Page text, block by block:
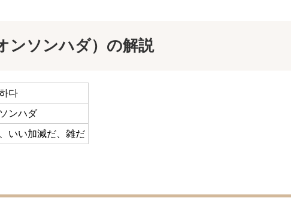
ンソンハダ）の解説
다
ンハダ
いい加減だ、雑だ